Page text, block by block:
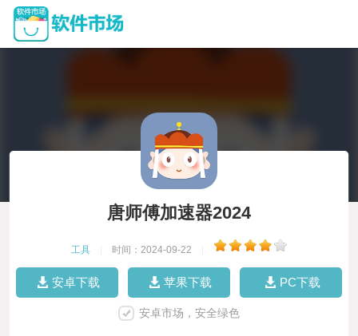
唐师傅加速器2024
工具 时间：2024-09-22
安卓下载 苹果下载 PC下载
安卓市场，安全绿色